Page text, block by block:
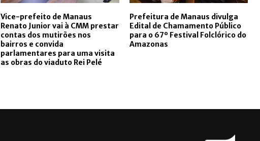
Vice-prefeito de Manaus
Renato Junior vai à CMM prestar
contas dos mutirões nos
bairros e convida
parlamentares para uma visita
as obras do viaduto Rei Pelé
Prefeitura de Manaus divulga
Edital de Chamamento Público
para o 67º Festival Folclórico do
Amazonas